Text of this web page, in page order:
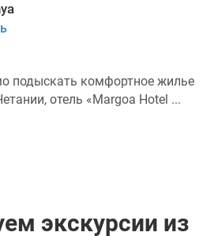
подыскать комфортное жилье
отель «Margoa Hotel ...
экскурсии из